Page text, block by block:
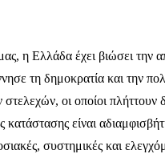
η Ελλάδα έχει βιώσει την
τη δημοκρατία και την
οι οποίοι
κατάστασης είναι
συστημικές και